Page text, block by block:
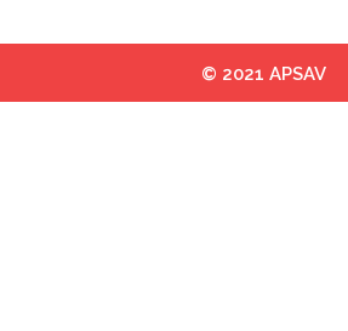
© 2021 APSAV